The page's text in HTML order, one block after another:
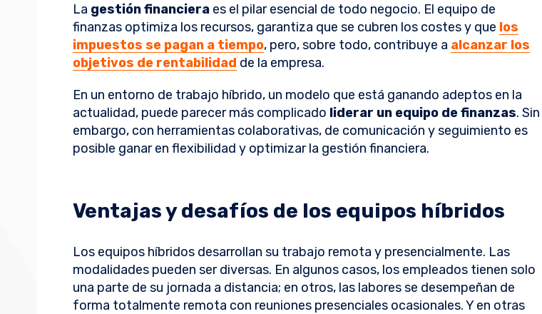
La gestión financiera es el pilar esencial de todo negocio. El equipo de
finanzas optimiza los recursos, garantiza que se cubren los costes y que los
impuestos se pagan a tiempo, pero, sobre todo, contribuye a alcanzar los
objetivos de rentabilidad de la empresa.
En un entorno de trabajo híbrido, un modelo que está ganando adeptos en la
actualidad, puede parecer más complicado liderar un equipo de finanzas. Sin
embargo, con herramientas colaborativas, de comunicación y seguimiento es
posible ganar en flexibilidad y optimizar la gestión financiera.
Ventajas y desafíos de los equipos híbridos
Los equipos híbridos desarrollan su trabajo remota y presencialmente. Las
modalidades pueden ser diversas. En algunos casos, los empleados tienen solo
una parte de su jornada a distancia; en otros, las labores se desempeñan de
forma totalmente remota con reuniones presenciales ocasionales. Y en otras